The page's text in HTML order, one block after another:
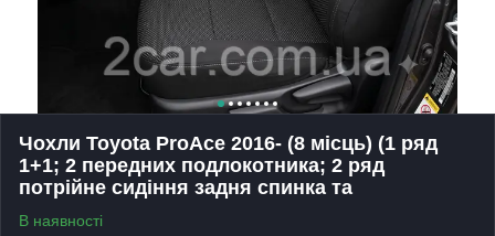
Чохли Toyota ProAce 2016- (8 місць) (1 ряд
1+1; 2 передних подлокотника; 2 ряд
потрійне сидіння задня спинка та
В наявності